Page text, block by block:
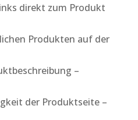
direkt zum Produkt
Produkten auf der
–
der Produktseite –